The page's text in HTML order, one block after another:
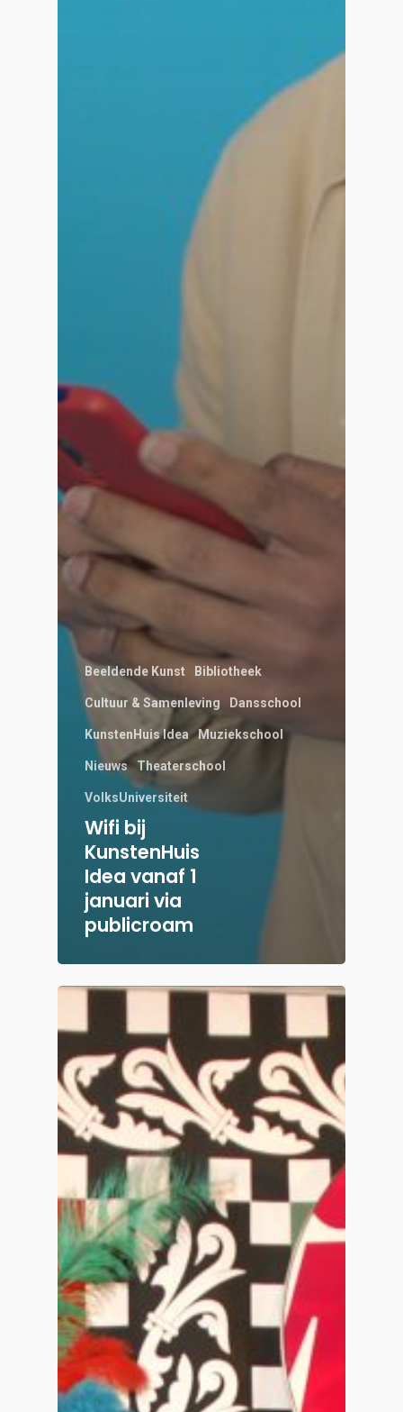
Beeldende Kunst Bibliotheek
Cultuur & Samenleving Dansschool
KunstenHuis Idea Muziekschool
Nieuws Theaterschool
VolksUniversiteit
Wifi bij
KunstenHuis
Idea vanaf 1
januari via
publicroam